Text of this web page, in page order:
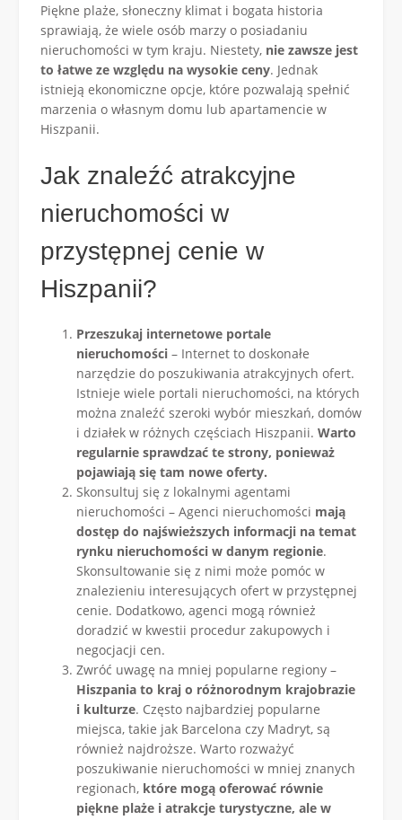
Piękne plaże, słoneczny klimat i bogata historia
sprawiają, że wiele osób marzy o posiadaniu
nieruchomości w tym kraju. Niestety, nie zawsze jest
to łatwe ze względu na wysokie ceny. Jednak
istnieją ekonomiczne opcje, które pozwalają spełnić
marzenia o własnym domu lub apartamencie w
Hiszpanii.
Jak znaleźć atrakcyjne
nieruchomości w
przystępnej cenie w
Hiszpanii?
Przeszukaj internetowe portale
nieruchomości – Internet to doskonałe
narzędzie do poszukiwania atrakcyjnych ofert.
Istnieje wiele portali nieruchomości, na których
można znaleźć szeroki wybór mieszkań, domów
i działek w różnych częściach Hiszpanii. Warto
regularnie sprawdzać te strony, ponieważ
pojawiają się tam nowe oferty.
Skonsultuj się z lokalnymi agentami
nieruchomości – Agenci nieruchomości mają
dostęp do najświeższych informacji na temat
rynku nieruchomości w danym regionie.
Skonsultowanie się z nimi może pomóc w
znalezieniu interesujących ofert w przystępnej
cenie. Dodatkowo, agenci mogą również
doradzić w kwestii procedur zakupowych i
negocjacji cen.
Zwróć uwagę na mniej popularne regiony –
Hiszpania to kraj o różnorodnym krajobrazie
i kulturze. Często najbardziej popularne
miejsca, takie jak Barcelona czy Madryt, są
również najdroższe. Warto rozważyć
poszukiwanie nieruchomości w mniej znanych
regionach, które mogą oferować równie
piękne plaże i atrakcje turystyczne, ale w